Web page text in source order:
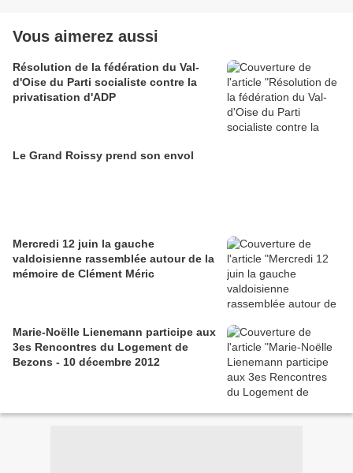
Vous aimerez aussi
Résolution de la fédération du Val-
d'Oise du Parti socialiste contre la
privatisation d'ADP
Le Grand Roissy prend son envol
Mercredi 12 juin la gauche
valdoisienne rassemblée autour de la
mémoire de Clément Méric
Marie-Noëlle Lienemann participe aux
3es Rencontres du Logement de
Bezons - 10 décembre 2012